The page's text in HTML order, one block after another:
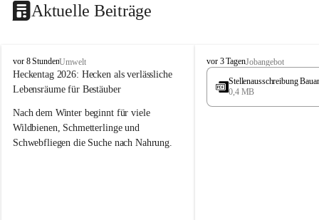
Aktuelle Beiträge
S
t
ö
s
i
n
vor 8 StundenUmwelt
Heckentag 2026: Hecken als verlässliche
Lebensräume für Bestäuber
Nach dem Winter beginnt für viele
Wildbienen, Schmetterlinge und
Schwebfliegen die Suche nach Nahrung.
S
t
s
vor 3 TagenJobangebot
Stellenausschreibung
0,4 MB